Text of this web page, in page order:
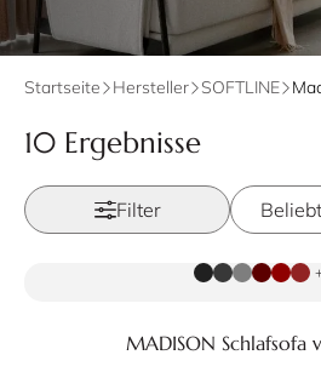
Startseite Hersteller SOFTLINE
10 Ergebnisse
Filter
Zum
MADISON Schlafsofa